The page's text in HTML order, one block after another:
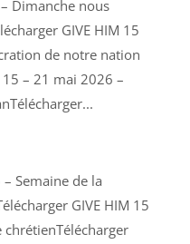
Dimanche nous
GIVE HIM 15
de notre nation
15 – 21 mai 2026 –
Semaine de la
GIVE HIM 15